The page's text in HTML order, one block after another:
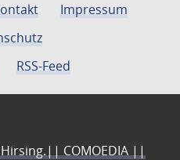
Impressum
RSS-Feed
COMOEDIA ||